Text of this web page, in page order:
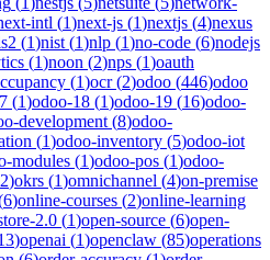
intl (1)next-js (1)nextjs (4)nexus
(1)nist (1)nlp (1)no-code (6)nodejs
(1)noon (2)nps (1)oauth
(1)ocr(2)odoo (446)odoo
(1)odoo-18 (1)odoo-19 (16)odoo-
development (8)odoo-
(1)odoo-inventory (5)odoo-iot
modules (1)odoo-pos (1)odoo-
2)okrs (1)omnichannel (4)on-premise
6)online-courses (2)online-learning
2.0 (1)open-source (6)open-
)openai (1)openclaw (85)operations